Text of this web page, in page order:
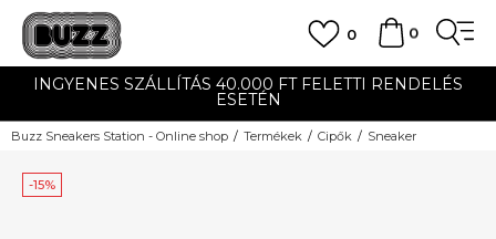
0
0
INGYENES SZÁLLÍTÁS 40.000 FT FELETTI RENDELÉS
ESETÉN
Buzz Sneakers Station - Online shop Termékek Cipők Sneaker
-15%